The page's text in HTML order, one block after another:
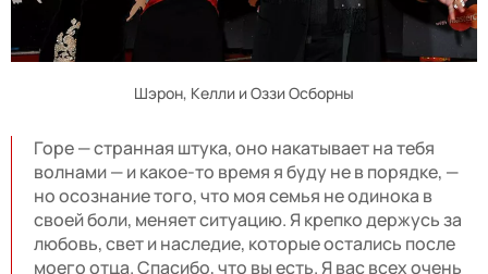
Шэрон, Келли и Оззи Осборны
Горе—странная штука, оно накатывает на тебя
волнами—и какое-то время я буду не в порядке, —
но осознание того, что моя семья не одинока в
своей боли, меняет ситуацию. Я крепко держусь за
любовь, свет и наследие, которые остались после
моего отца. Спасибо, что вы есть. Я вас всех очень